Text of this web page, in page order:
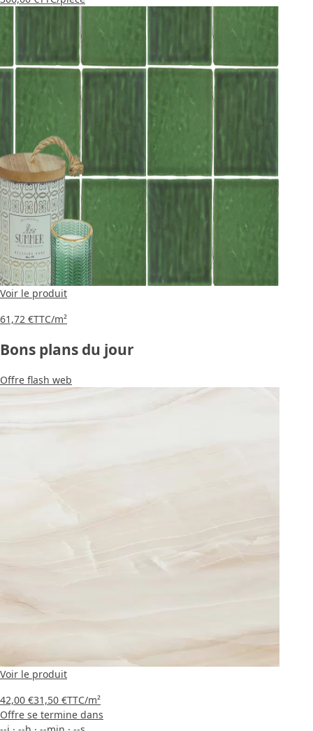
Voir le produit
61,72 €TTC/m²
Bons plans du jour
Offre flash web
Voir le produit
42,00 €31,50 €TTC/m²
Offre se termine dans